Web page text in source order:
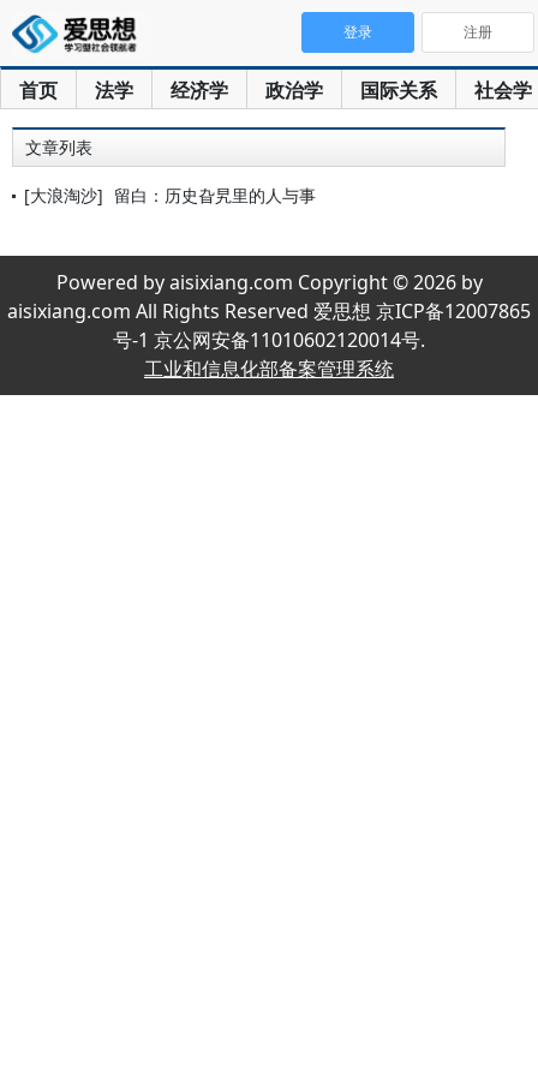
首页 法学 经济学 政治学 国际关系 社会学
登录 注册
文章列表
[大浪淘沙] 留白：历史旮旯里的人与事
Powered by aisixiang.com Copyright © 2026 by
aisixiang.com All Rights Reserved 爱思想 京ICP备12007865
号-1 京公网安备11010602120014号.
工业和信息化部备案管理系统